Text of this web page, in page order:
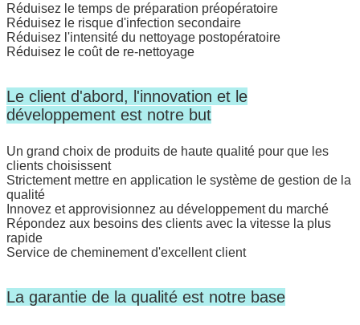
Réduisez le temps de préparation préopératoire
Réduisez le risque d'infection secondaire
Réduisez l'intensité du nettoyage postopératoire
Réduisez le coût de re-nettoyage
Le client d'abord, l'innovation et le
développement est notre but
Un grand choix de produits de haute qualité pour que les
clients choisissent
Strictement mettre en application le système de gestion de la
qualité
Innovez et approvisionnez au développement du marché
Répondez aux besoins des clients avec la vitesse la plus
rapide
Service de cheminement d'excellent client
La garantie de la qualité est notre base